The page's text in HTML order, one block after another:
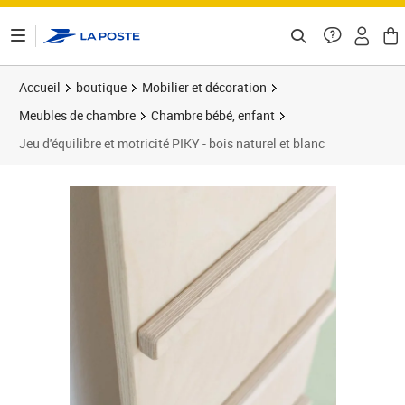
Accueil boutique
Mobilier et décoration
Meubles de chambre
Chambre bébé, enfant
Jeu d'équilibre et motricité PIKY - bois naturel et blanc